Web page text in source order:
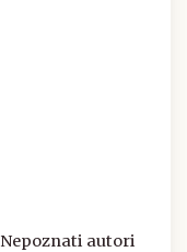
Nepoznati autori